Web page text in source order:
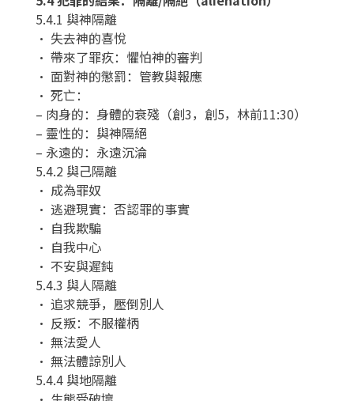
5.4.1 與神隔離
• 失去神的喜悅
• 帶來了罪疚：懼怕神的審判
• 面對神的懲罰：管教與報應
• 死亡：
– 肉身的：身體的衰殘（創3，創5，林前11:30）
– 靈性的：與神隔絕
– 永遠的：永遠沉淪
5.4.2 與己隔離
• 成為罪奴
• 逃避現實：否認罪的事實
• 自我欺騙
• 自我中心
• 不安與遲鈍
5.4.3 與人隔離
• 追求競爭，壓倒別人
• 反叛：不服權柄
• 無法愛人
• 無法體諒別人
5.4.4 與地隔離